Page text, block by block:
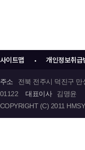
사이트맵 • 개인정보취급
주소 전북 전주시 덕진구
01122
대표이사
김명윤
COPYRIGHT (C) 2011